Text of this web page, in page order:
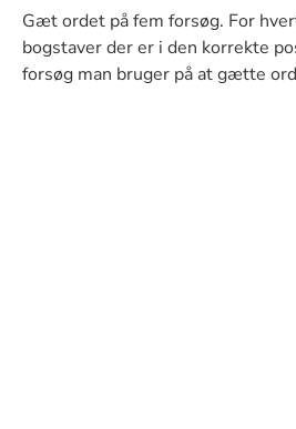
Gæt ordet på fem forsøg. For
bogstaver der er i den korrekte
forsøg man bruger på at gætte